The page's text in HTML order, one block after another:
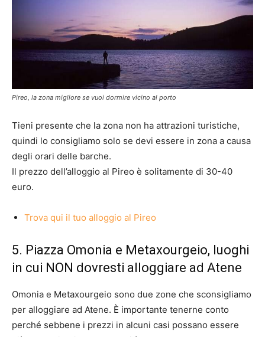
Pireo, la zona migliore se vuoi dormire vicino al porto
Tieni presente che la zona non ha attrazioni turistiche,
quindi lo consigliamo solo se devi essere in zona a causa
degli orari delle barche.
Il prezzo dell’alloggio al Pireo è solitamente di 30-40
euro.
Trova qui il tuo alloggio al Pireo
5. Piazza Omonia e Metaxourgeio, luoghi
in cui NON dovresti alloggiare ad Atene
Omonia e Metaxourgeio sono due zone che sconsigliamo
per alloggiare ad Atene. È importante tenerne conto
perché sebbene i prezzi in alcuni casi possano essere